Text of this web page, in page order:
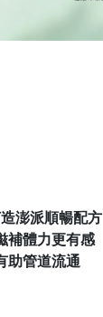
澎派順暢配方
補體力更有感
助管道流通